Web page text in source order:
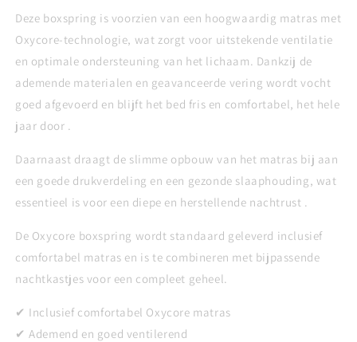
Deze boxspring is voorzien van een hoogwaardig matras met
Oxycore-technologie, wat zorgt voor uitstekende ventilatie
en optimale ondersteuning van het lichaam. Dankzij de
ademende materialen en geavanceerde vering wordt vocht
goed afgevoerd en blijft het bed fris en comfortabel, het hele
jaar door .
Daarnaast draagt de slimme opbouw van het matras bij aan
een goede drukverdeling en een gezonde slaaphouding, wat
essentieel is voor een diepe en herstellende nachtrust .
De Oxycore boxspring wordt standaard geleverd inclusief
comfortabel matras en is te combineren met bijpassende
nachtkastjes voor een compleet geheel.
✔ Inclusief comfortabel Oxycore matras
✔ Ademend en goed ventilerend